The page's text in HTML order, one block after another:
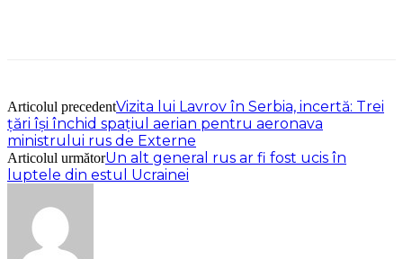
Articolul precedentVizita lui Lavrov în Serbia, incertă: Trei
țări își închid spațiul aerian pentru aeronava
ministrului rus de Externe
Articolul următorUn alt general rus ar fi fost ucis în
luptele din estul Ucrainei